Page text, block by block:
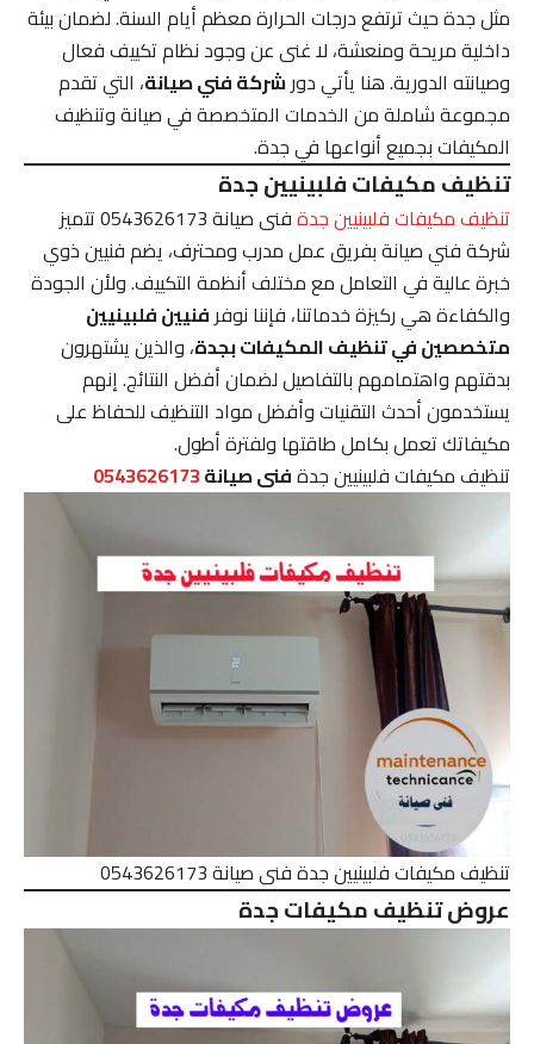
مثل جدة حيث ترتفع درجات الحرارة معظم أيام السنة. لضمان بيئة
داخلية مريحة ومنعشة، لا غنى عن وجود نظام تكييف فعال
وصيانته الدورية. هنا يأتي دورشركة فني صيانة، التي تقدم
مجموعة شاملة من الخدمات المتخصصة في صيانة وتنظيف
المكيفات بجميع أنواعها في جدة.
تنظيف مكيفات فلبينيين جدة
تنظيف مكيفات فلبينيين جدة
فنى صيانة 0543626173 تتميز
شركة فني صيانة بفريق عمل مدرب ومحترف، يضم فنيين ذوي
خبرة عالية في التعامل مع مختلف أنظمة التكييف. ولأن الجودة
والكفاءة هي ركيزة خدماتنا، فإننا نوفرفنيين فلبينيين
متخصصين في تنظيف المكيفات بجدة، والذين يشتهرون
بدقتهم واهتمامهم بالتفاصيل لضمان أفضل النتائج. إنهم
يستخدمون أحدث التقنيات وأفضل مواد التنظيف للحفاظ على
مكيفاتك تعمل بكامل طاقتها ولفترة أطول.
تنظيف مكيفات فلبينيين جدةفنى صيانة0543626173
تنظيف مكيفات فلبينيين جدة فنى صيانة 0543626173
عروض تنظيف مكيفات جدة